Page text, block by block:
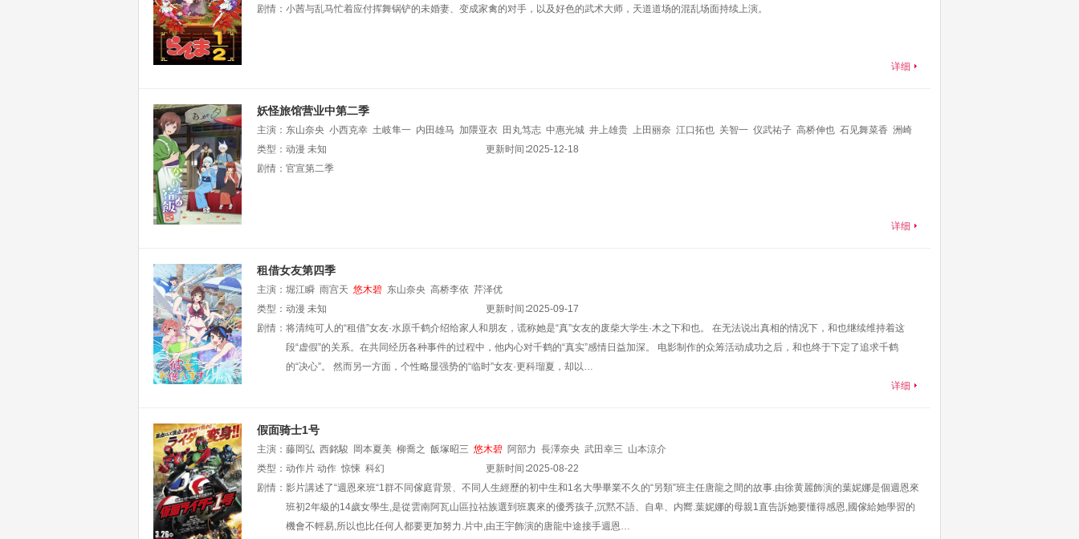
剧情： 小茜与乱马忙着应付挥舞锅铲的未婚妻、变成家禽的对手，以及好色的武术大师，天道道场的混乱场面持续上演。
详细
妖怪旅馆营业中第二季
主演： 东山奈央 小西克幸 土岐隼一 内田雄马 加隈亚衣 田丸笃志 中惠光城 井上雄贵 上田丽奈 江口拓也 关智一 仪武祐子 高桥伸也 石见舞菜香 洲崎
绫 悠木碧 石川界人 金子彩花 增元拓也 水桥香织
类型： 动漫 未知 更新时间∶2025-12-18
剧情： 官宣第二季
详细
租借女友第四季
主演： 堀江瞬 雨宫天 悠木碧 东山奈央 高桥李依 芹泽优
类型： 动漫 未知 更新时间∶2025-09-17
剧情： 将清纯可人的“租借”女友·水原千鹤介绍给家人和朋友，谎称她是“真”女友的废柴大学生·木之下和也。 在无法说出真相的情况下，和也继续维持着这
段“虚假”的关系。在共同经历各种事件的过程中，他内心对千鹤的“真实”感情日益加深。 电影制作的众筹活动成功之后，和也终于下定了追求千鹤
的“决心”。 然而另一方面，个性略显强势的“临时”女友·更科瑠夏，却以…
详细
假面骑士1号
主演： 藤岡弘 西銘駿 岡本夏美 柳喬之 飯塚昭三 悠木碧 阿部力 長澤奈央 武田幸三 山本涼介
类型： 动作片 动作 惊悚 科幻 更新时间∶2025-08-22
剧情： 影片講述了“週恩來班“1群不同傢庭背景、不同人生經歷的初中生和1名大學畢業不久的“另類”班主任唐龍之間的故事.由徐黄麗飾演的葉妮娜是個週恩來
班初2年級的14歲女學生,是從雲南阿瓦山區拉祜族選到班裏來的優秀孩子,沉黙不語、自卑、内嚮.葉妮娜的母親1直告訴她要懂得感恩,國傢給她學習的
機會不輕易,所以也比任何人都要更加努力.片中,由王宇飾演的唐龍中途接手週恩…